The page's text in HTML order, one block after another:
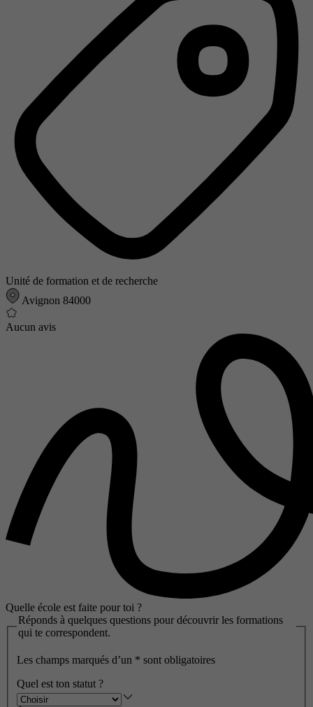
Unité de formation et de recherche
Avignon 84000
Aucun avis
Quelle école est faite pour toi ?
Réponds à quelques questions pour découvrir les formations
qui te correspondent.
Les champs marqués d’un * sont obligatoires
Quel est ton statut ?